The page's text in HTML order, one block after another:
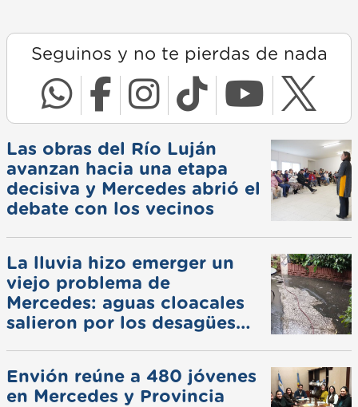
Seguinos y no te pierdas de nada
Las obras del Río Luján
avanzan hacia una etapa
decisiva y Mercedes abrió el
debate con los vecinos
La lluvia hizo emerger un
viejo problema de
Mercedes: aguas cloacales
salieron por los desagües
Envión reúne a 480 jóvenes
en Mercedes y Provincia